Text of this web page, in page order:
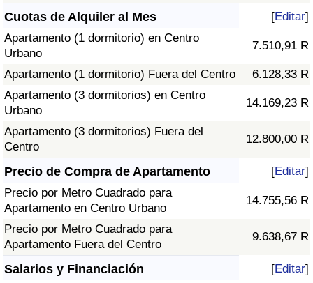
Cuotas de Alquiler al Mes [Editar]
Apartamento (1 dormitorio) en Centro
Urbano
7.510,91 R
Apartamento (1 dormitorio) Fuera del Centro
6.128,33 R
Apartamento (3 dormitorios) en Centro
Urbano
14.169,23 R
Apartamento (3 dormitorios) Fuera del
Centro
12.800,00 R
Precio de Compra de Apartamento [Editar]
Precio por Metro Cuadrado para
Apartamento en Centro Urbano
14.755,56 R
Precio por Metro Cuadrado para
Apartamento Fuera del Centro
9.638,67 R
Salarios y Financiación [Editar]